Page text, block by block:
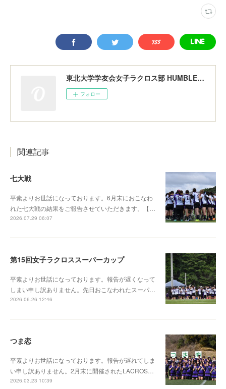
東北大学学友会女子ラクロス部 HUMBLERS
フォロー
関連記事
七大戦
平素よりお世話になっております。6月末におこなわ
れた七大戦の結果をご報告させていただきます。【…
2026.07.29 06:07
第15回女子ラクロススーパーカップ
平素よりお世話になっております。報告が遅くなって
しまい申し訳ありません。先日おこなわれたスーパ…
2026.06.26 12:46
つま恋
平素よりお世話になっております。報告が遅れてしま
い申し訳ありません。2月末に開催されたLACROS…
2026.03.23 10:39